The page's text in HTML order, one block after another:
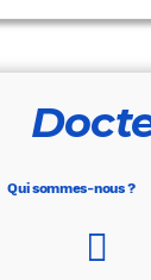
Qui sommes-nous ?